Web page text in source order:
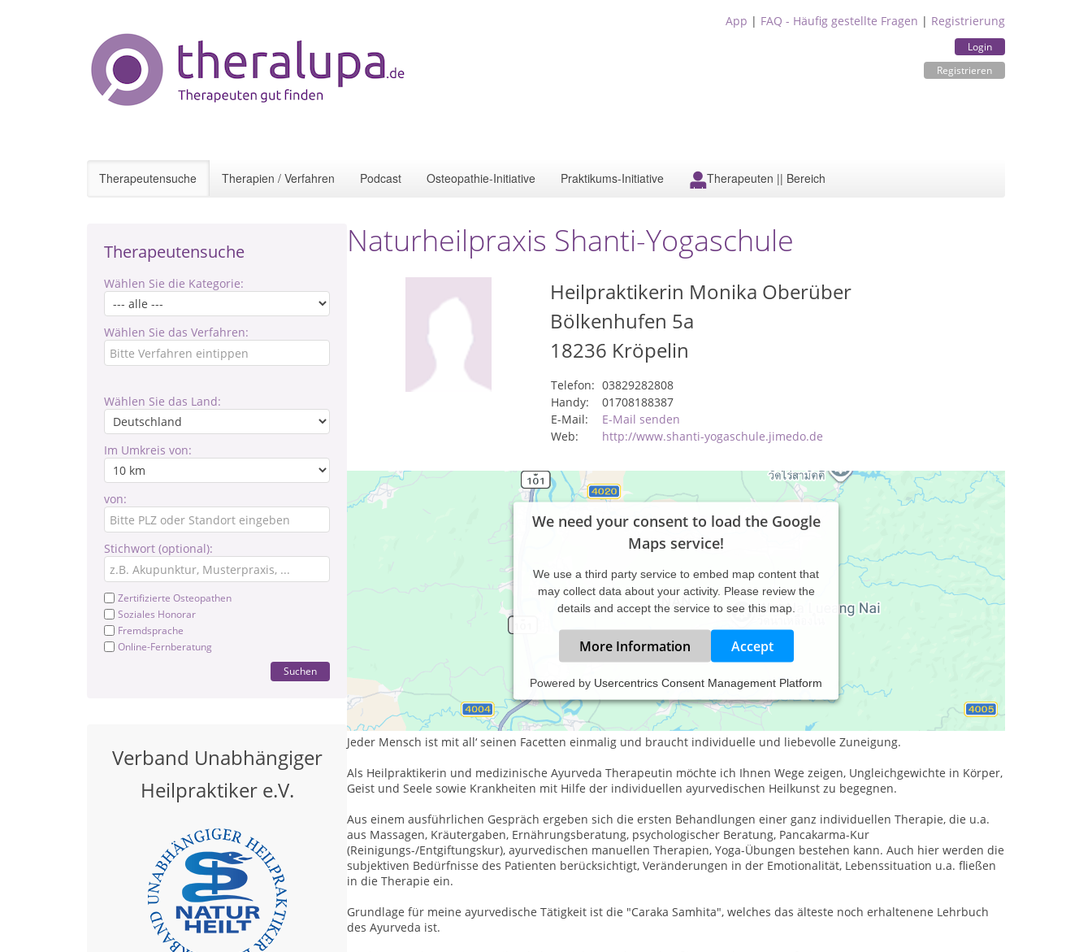
App | FAQ - Häufig gestellte Fragen | Registrierung
Login
Registrieren
Therapeutensuche Therapien / Verfahren Podcast Osteopathie-Initiative Praktikums-Initiative Therapeuten || Bereich
Therapeutensuche
Wählen Sie die Kategorie:
Wählen Sie das Verfahren:
Wählen Sie das Land:
Im Umkreis von:
von:
Stichwort (optional):
Zertifizierte Osteopathen
Soziales Honorar
Fremdsprache
Online-Fernberatung
Suchen
Verband Unabhängiger
Heilpraktiker e.V.
Naturheilpraxis Shanti-Yogaschule
Heilpraktikerin Monika Oberüber
Bölkenhufen 5a
18236 Kröpelin
Telefon: 03829282808
Handy:
01708188387
E-Mail:
E-Mail senden
Web:
http://www.shanti-yogaschule.jimedo.de
We need your consent to load the Google
Maps service!
We use a third party service to embed map content that
may collect data about your activity. Please review the
details and accept the service to see this map.
More Information Accept
Powered by Usercentrics Consent Management Platform
Ich möchte Sie hier über meine Angebote und Dienstleistungen zum Thema Heilpraktik und medizinischen Ayurveda
informieren.
Jeder Mensch ist mit all‘ seinen Facetten einmalig und braucht individuelle und liebevolle Zuneigung.
Als Heilpraktikerin und medizinische Ayurveda Therapeutin möchte ich Ihnen Wege zeigen, Ungleichgewichte in Körper,
Geist und Seele sowie Krankheiten mit Hilfe der individuellen ayurvedischen Heilkunst zu begegnen.
Aus einem ausführlichen Gespräch ergeben sich die ersten Behandlungen einer ganz individuellen Therapie, die u.a.
aus Massagen, Kräutergaben, Ernährungsberatung, psychologischer Beratung, Pancakarma-Kur
(Reinigungs-/Entgiftungskur), ayurvedischen manuellen Therapien, Yoga-Übungen bestehen kann. Auch hier werden die
subjektiven Bedürfnisse des Patienten berücksichtigt, Veränderungen in der Emotionalität, Lebenssituation u.a. fließen
in die Therapie ein.
Grundlage für meine ayurvedische Tätigkeit ist die "Caraka Samhita", welches das älteste noch erhaltenene Lehrbuch
des Ayurveda ist.